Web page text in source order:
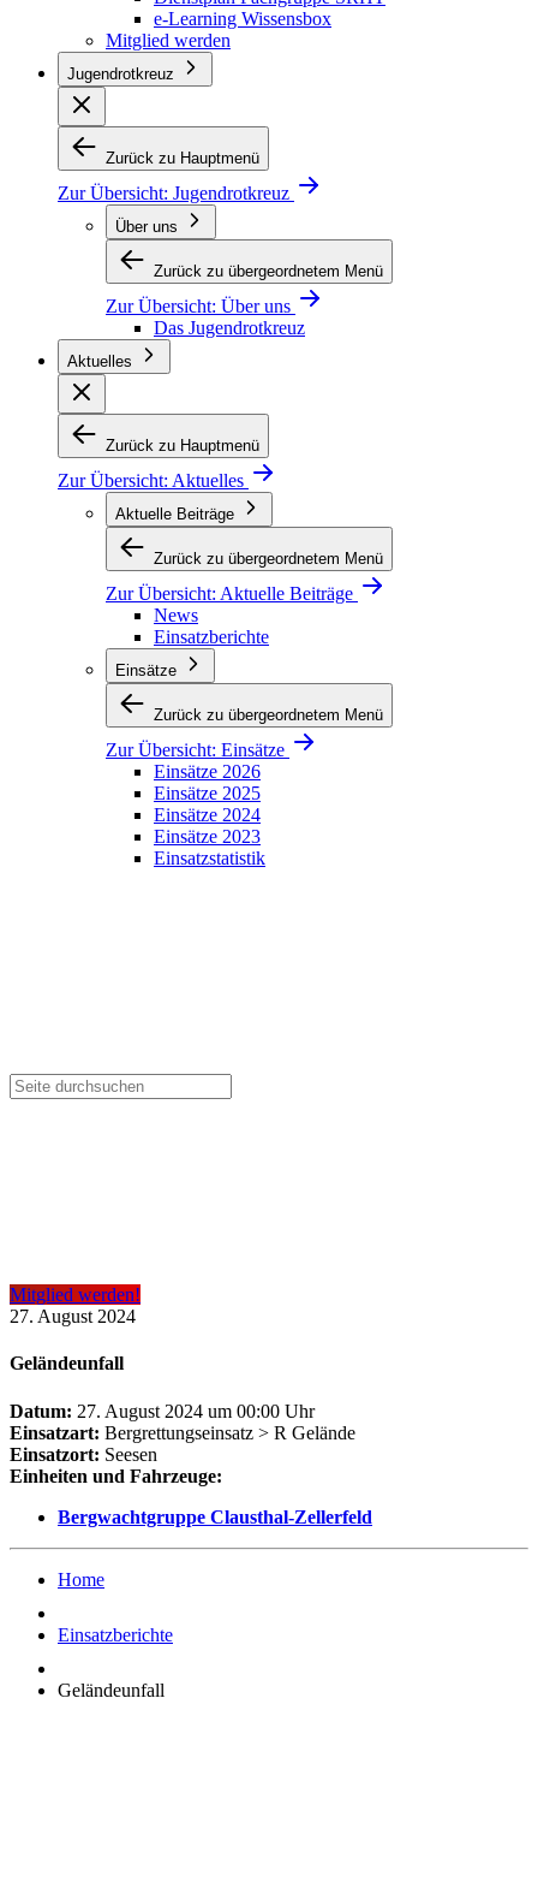
e-Learning Wissensbox
Mitglied werden
Jugendrotkreuz
Zurück zu Hauptmenü
Zur Übersicht: Jugendrotkreuz
Über uns
Zurück zu übergeordnetem Menü
Zur Übersicht: Über uns
Das Jugendrotkreuz
Aktuelles
Zurück zu Hauptmenü
Zur Übersicht: Aktuelles
Aktuelle Beiträge
Zurück zu übergeordnetem Menü
Zur Übersicht: Aktuelle Beiträge
News
Einsatzberichte
Einsätze
Zurück zu übergeordnetem Menü
Zur Übersicht: Einsätze
Einsätze 2026
Einsätze 2025
Einsätze 2024
Einsätze 2023
Einsatzstatistik
Mitglied werden!
27. August 2024
Geländeunfall
Datum: 27. August 2024 um 00:00 Uhr
Einsatzart: Bergrettungseinsatz > R Gelände
Einsatzort: Seesen
Einheiten und Fahrzeuge:
Bergwachtgruppe Clausthal-Zellerfeld
Home
Einsatzberichte
Geländeunfall